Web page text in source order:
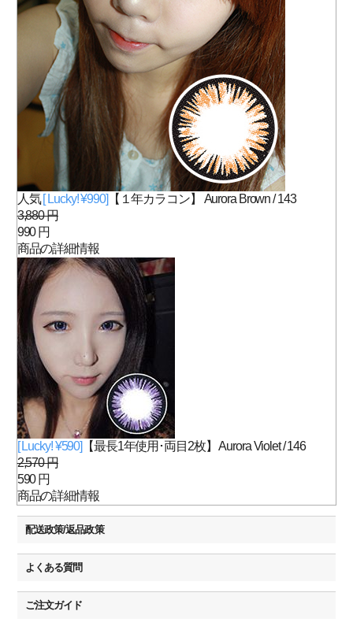
人気[ Lucky! ¥990] 【１年カラコン】 Aurora Brown / 143
3,880 円
990 円
商品の詳細情報
[ Lucky! ¥590] 【最長1年使用･両目2枚】 Aurora Violet / 146
2,570 円
590 円
商品の詳細情報
配送政策/返品政策
よくある質問
ご注文ガイド